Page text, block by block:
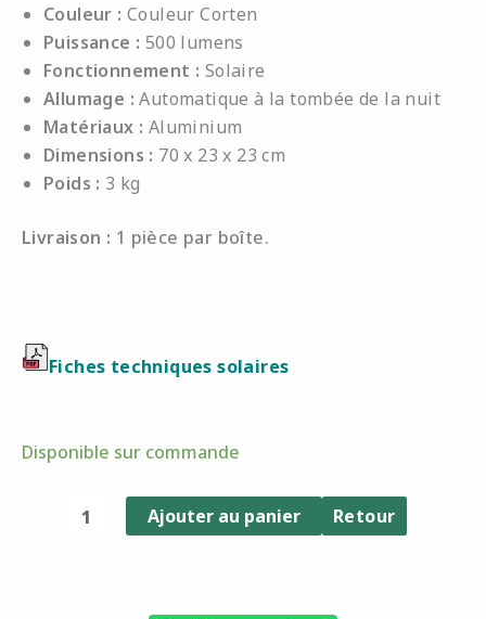
Couleur : Couleur Corten
Puissance : 500 lumens
Fonctionnement : Solaire
Allumage : Automatique à la tombée de la nuit
Matériaux : Aluminium
Dimensions : 70 x 23 x 23 cm
Poids : 3 kg
Livraison : 1 pièce par boîte.
Fiches techniques solaires
Disponible sur commande
quantité
Ajouter au panier Retour